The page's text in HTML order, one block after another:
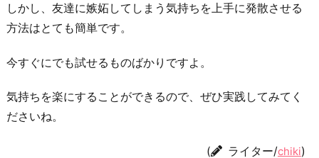
しかし、友達に嫉妬してしまう気持ちを上手に発散させる
方法はとても簡単です。
今すぐにでも試せるものばかりですよ。
気持ちを楽にすることができるので、ぜひ実践してみてく
ださいね。
( ライター/chiki)